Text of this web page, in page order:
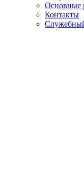
Основные
Контакты